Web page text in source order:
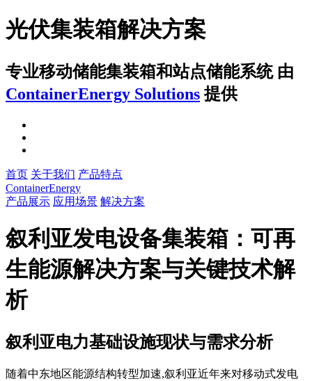
光伏集装箱解决方案
专业移动储能集装箱和站点储能系统 由
ContainerEnergy Solutions 提供
首页 关于我们 产品特点
ContainerEnergy
产品展示 应用场景 解决方案
叙利亚发电设备集装箱：可再
生能源解决方案与关键技术解
析
叙利亚电力基础设施现状与需求分析
随着中东地区能源结构转型加速,叙利亚近年来对移动式发电